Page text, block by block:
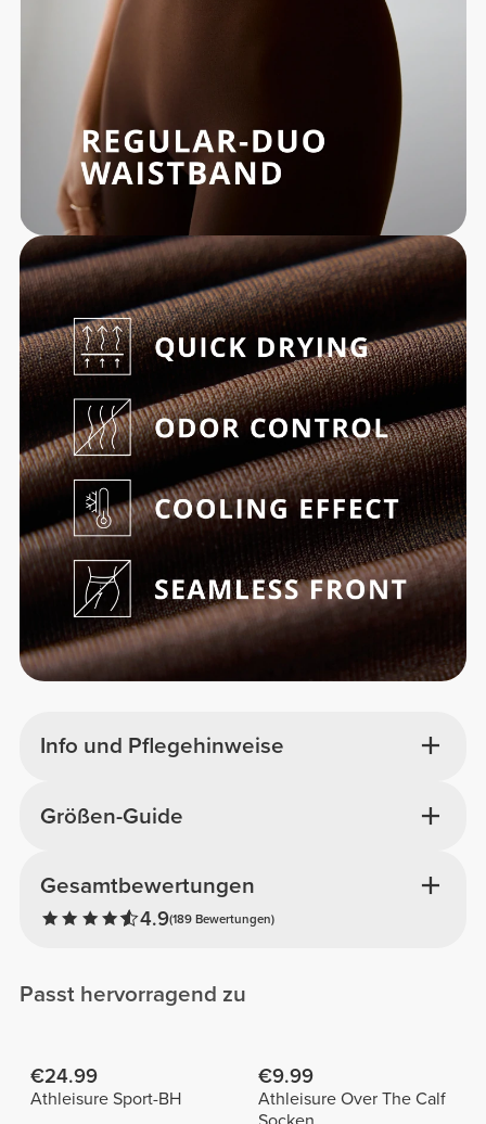
Info und Pflegehinweise
Gesamtbewertungen
4.9(189 Bewertungen)
Größen-Guide
Passt hervorragend zu
€24.99
Athleisure Sport-BH
€9.99
Athleisure Over The Calf